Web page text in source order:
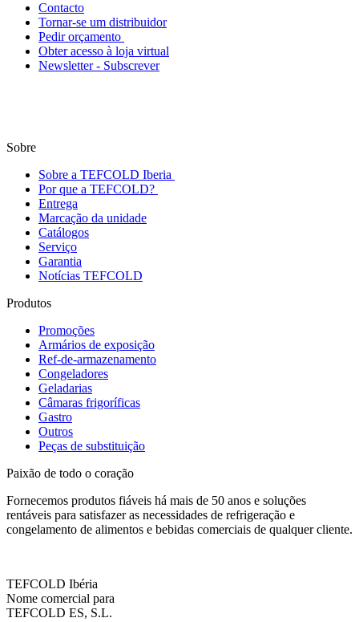
Contacto
Tornar-se um distribuidor
Pedir orçamento
Obter acesso à loja virtual
Newsletter - Subscrever
Sobre
Sobre a TEFCOLD Iberia
Por que a TEFCOLD?
Entrega
Marcação da unidade
Catálogos
Serviço
Garantia
Notícias TEFCOLD
Produtos
Promoções
Armários de exposição
Ref-de-armazenamento
Congeladores
Geladarias
Câmaras frigoríficas
Gastro
Outros
Peças de substituição
Paixão de todo o coração
Fornecemos produtos fiáveis há mais de 50 anos e soluções
rentáveis para satisfazer as necessidades de refrigeração e
congelamento de alimentos e bebidas comerciais de qualquer cliente.
TEFCOLD Ibéria
Nome comercial para
TEFCOLD ES, S.L.